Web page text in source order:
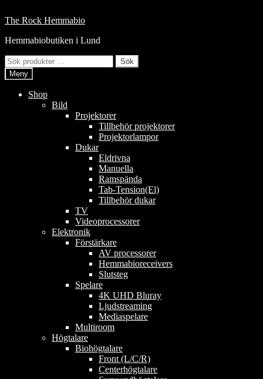
till
Hoppa
navigering
Hoppa
innehåll
The Rock Hemmabio
Hemmabiobutiken i Lund
Sök
efter:
Sök
Meny
Shop
Bild
Projektorer
Tillbehör projektorer
Projektorlampor
Dukar
Eldrivna
Manuella
Ramspända
Tab-Tension(El)
Tillbehör dukar
TV
Videoprocessorer
Elektronik
Förstärkare
AV processorer
Hemmabioreceivers
Slutsteg
Spelare
4K UHD Bluray
Ljudstreaming
Mediaspelare
Multiroom
Högtalare
Biohögtalare
Front (L/C/R)
Centerhögtalare